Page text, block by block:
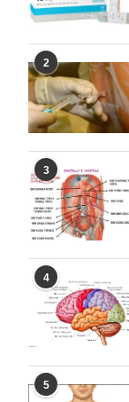
2
3
4
5